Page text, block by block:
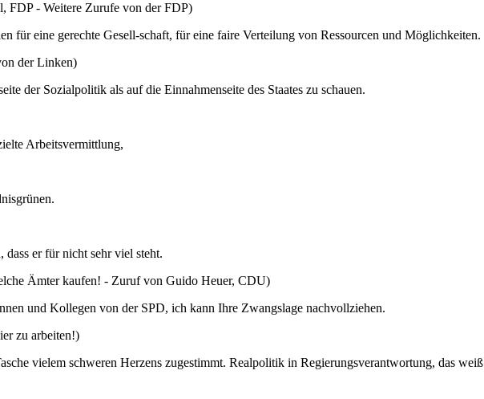
- Weitere Zurufe von der FDP)
für eine gerechte Gesell-schaft, für eine faire Verteilung von Ressourcen und Möglichkeiten.
der Linken)
der Sozialpolitik als auf die Einnahmenseite des Staates zu schauen.
Arbeitsvermittlung,
er für nicht sehr viel steht.
Ämter kaufen! - Zuruf von Guido Heuer, CDU)
und Kollegen von der SPD, ich kann Ihre Zwangslage nachvollziehen.
zu arbeiten!)
vielem schweren Herzens zugestimmt. Realpolitik in Regierungsverantwortung, das